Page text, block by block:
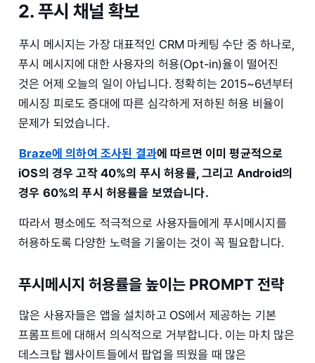
2. 푸시 채널 확보
푸시 메시지는 가장 대표적인 CRM 마케팅 수단 중 하나로,
푸시 메시지에 대한 사용자의 허용(Opt-in)율이 떨어진
것은 어제 오늘의 일이 아닙니다. 정확히는 2015~6년부터
메시징 피로도 증대에 따른 심각하게 저하된 허용 비율이
문제가 되었습니다.
Braze에 의하여 조사된 결과에 따르면 이미 평균적으로
iOS의 경우 고작 40%의 푸시 허용률, 그리고 Android의
경우 60%의 푸시 허용률을 보였습니다.
따라서 평소에도 적극적으로 사용자들에게 푸시메시지를
허용하도록 다양한 노력을 기울이는 것이 꼭 필요합니다.
푸시메시지 허용률을 높이는 PROMPT 전략
많은 사용자들은 앱을 설치하고 OS에서 제공하는 기본
프롬프트에 대해서 의식적으로 거부합니다. 이는 마치 많은
데스크탑 웹사이트들에서 팝업을 띄웠을 때 많은